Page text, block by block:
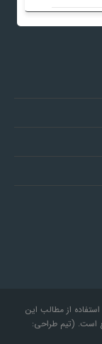
از مطالب این
است. (تیم طراحی: